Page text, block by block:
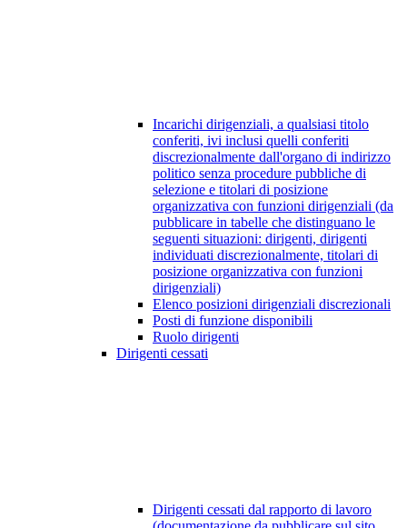
Incarichi dirigenziali, a qualsiasi titolo
conferiti, ivi inclusi quelli conferiti
discrezionalmente dall'organo di indirizzo
politico senza procedure pubbliche di
selezione e titolari di posizione
organizzativa con funzioni dirigenziali (da
pubblicare in tabelle che distinguano le
seguenti situazioni: dirigenti, dirigenti
individuati discrezionalmente, titolari di
posizione organizzativa con funzioni
dirigenziali)
Elenco posizioni dirigenziali discrezionali
Posti di funzione disponibili
Ruolo dirigenti
Dirigenti cessati
Dirigenti cessati dal rapporto di lavoro